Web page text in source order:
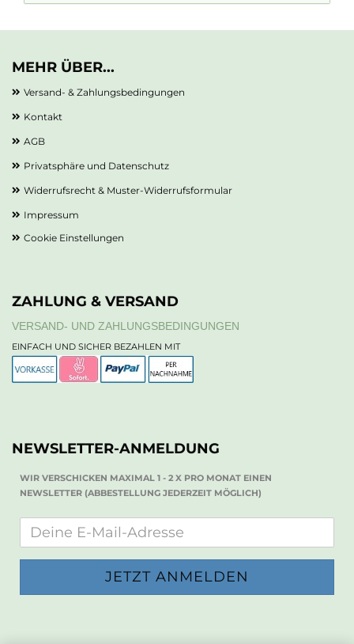
MEHR ÜBER...
Versand- & Zahlungsbedingungen
Kontakt
AGB
Privatsphäre und Datenschutz
Widerrufsrecht & Muster-Widerrufsformular
Impressum
Cookie Einstellungen
ZAHLUNG & VERSAND
VERSAND- UND ZAHLUNGSBEDINGUNGEN
EINFACH UND SICHER BEZAHLEN MIT
NEWSLETTER-ANMELDUNG
WIR VERSCHICKEN MAXIMAL 1 - 2 X PRO MONAT EINEN
NEWSLETTER (ABBESTELLUNG JEDERZEIT MÖGLICH)